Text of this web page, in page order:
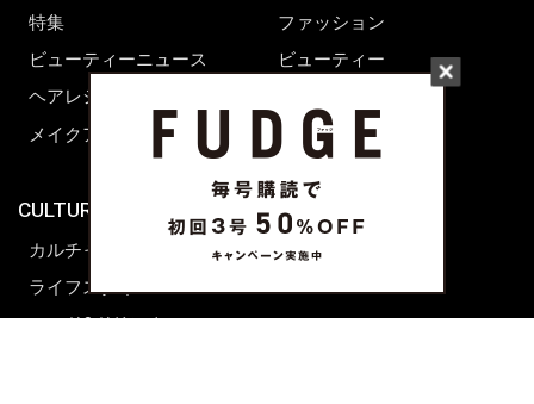
特集
ビューティーニュース
ヘアレシピ ストーリーズ
メイクアップティップス
CULTURE & LIFE
カルチャー
ライフスタイル
フード&ドリンク
ファッション
ビューティー
ライフスタイル